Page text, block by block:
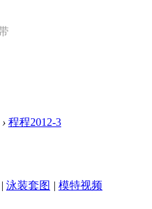
› 程程2012-3
| 泳装套图 | 模特视频